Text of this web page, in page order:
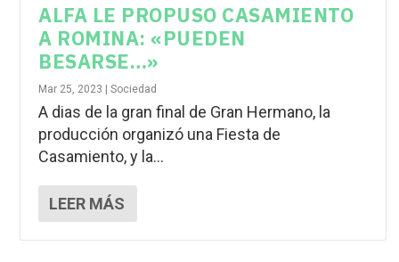
ALFA LE PROPUSO CASAMIENTO
A ROMINA: «PUEDEN
BESARSE…»
Mar 25, 2023 |Sociedad
A dias de la gran final de Gran Hermano, la
producción organizó una Fiesta de
Casamiento, y la...
LEER MÁS